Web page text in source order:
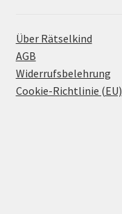
Über Rätselkind
AGB
Widerrufsbelehrung
Cookie-Richtlinie (EU)